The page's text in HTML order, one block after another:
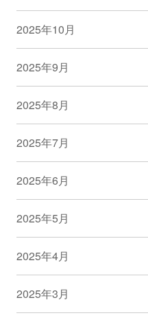
2025年10月
2025年9月
2025年8月
2025年7月
2025年6月
2025年5月
2025年4月
2025年3月